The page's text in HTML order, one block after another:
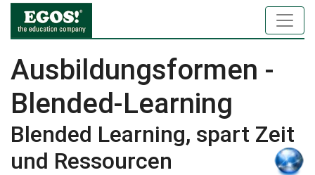
Ausbildungsformen -
Blended-Learning
Blended Learning, spart Zeit
und Ressourcen